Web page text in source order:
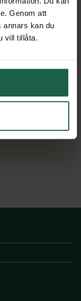
Genom att
annars kan du
vill tillåta.